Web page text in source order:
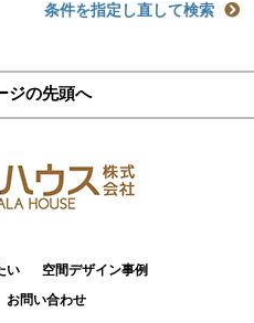
条件を指定し直して検索
ジの先頭へ
い
空間デザイン事例
お問い合わせ